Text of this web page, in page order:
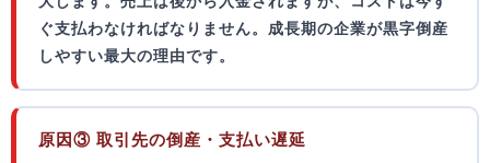
ぐ支払わなければなりません。 成長期の企業が黒字倒産
しやすい最大の理由です。
原因③ 取引先の倒産・支払い遅延